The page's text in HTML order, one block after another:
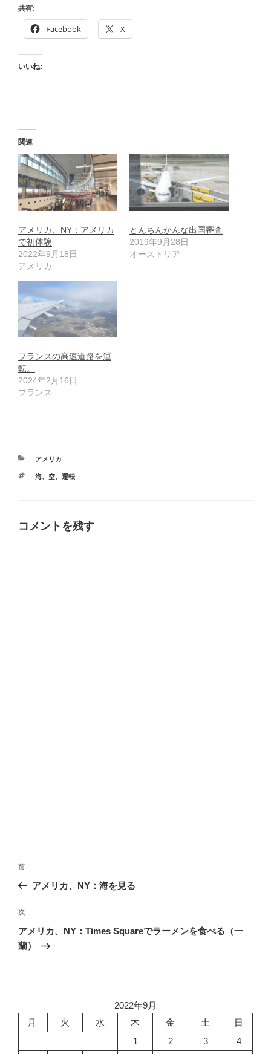
共有:
Facebook X
いいね:
関連
アメリカ、NY：アメリカ
で初体験
2022年9月18日
アメリカ
とんちんかんな出国審査
2019年9月28日
オーストリア
フランスの高速道路を運
転。
2024年2月16日
フランス
カ
ゴ
アメリカ
タ
海、 空、 運転
コメントを残す
投
ビ
ゲ
ー
前
の
稿
前
アメリカ、NY：海を見る
次
の
投
次
アメリカ、NY：Times Squareでラーメンを食べる（一
蘭）
2022年9月
月
火 水 木 金 土
日
1
2 3
4